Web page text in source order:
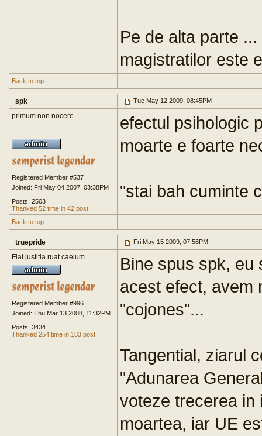
Pe de alta parte
magistratilor este
Back to top
spk Tue May 12 2009, 08:45PM
primum non nocere
Registered Member #537
Joined: Fri May 04 2007, 03:38PM
Posts: 2503
Thanked 52 time in 42 post
efectul psihologic
moarte e foarte
"stai bah cuminte
Back to top
truepride Fri May 15 2009, 07:56PM
Fiat justitia ruat caelum
Registered Member #996
Joined: Thu Mar 13 2008, 11:32PM
Posts: 3434
Thanked 254 time in 183 post
Bine spus spk, eu
acest efect, avem
"cojones"...
Tangential, ziarul
"Adunarea
voteze trecerea in
moartea, iar UE